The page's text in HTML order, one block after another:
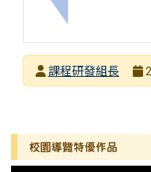
上一筆：臺南市
發布者
課程研發組長
左邊區域內容
校園導覽特優作品